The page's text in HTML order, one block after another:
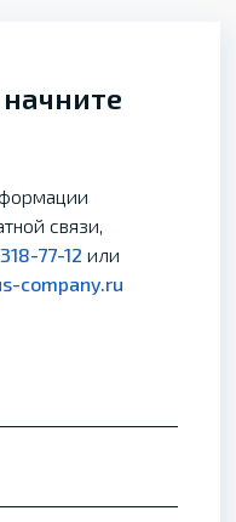
связи,
77-12 или
company.ru